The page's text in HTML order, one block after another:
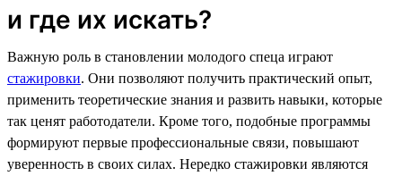
и где их искать?
Важную роль в становлении молодого спеца играют
стажировки. Они позволяют получить практический опыт,
применить теоретические знания и развить навыки, которые
так ценят работодатели. Кроме того, подобные программы
формируют первые профессиональные связи, повышают
уверенность в своих силах. Нередко стажировки являются